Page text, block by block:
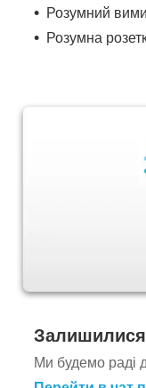
Розумний
Розумна
Ми будемо раді